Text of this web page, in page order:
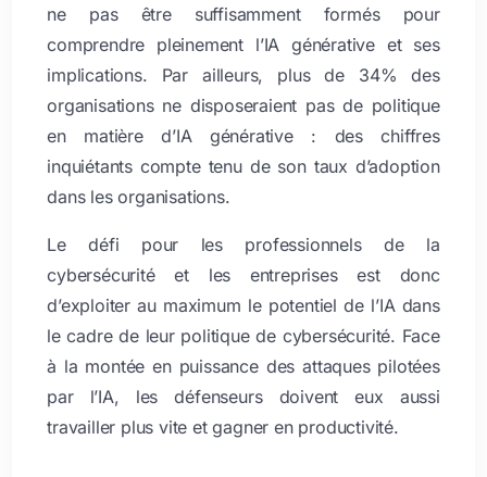
ne pas être suffisamment formés pour
comprendre pleinement l’IA générative et ses
implications. Par ailleurs, plus de 34% des
organisations ne disposeraient pas de politique
en matière d’IA générative : des chiffres
inquiétants compte tenu de son taux d’adoption
dans les organisations.
Le défi pour les professionnels de la
cybersécurité et les entreprises est donc
d’exploiter au maximum le potentiel de l’IA dans
le cadre de leur politique de cybersécurité. Face
à la montée en puissance des attaques pilotées
par l’IA, les défenseurs doivent eux aussi
travailler plus vite et gagner en productivité.